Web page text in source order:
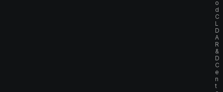
o
d
C
L
D
A
R
&
D
C
e
n
t